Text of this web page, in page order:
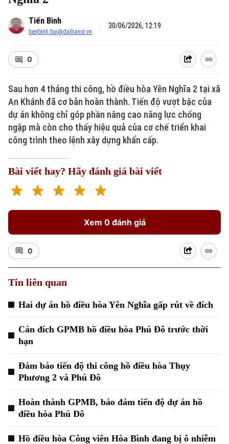
Xu hướng
Tiến Bình
tienbinh.bui@daihanoi.vn
30/06/2026, 12:19
0
Sau hơn 4 tháng thi công, hồ điều hòa Yên Nghĩa 2 tại xã
An Khánh đã cơ bản hoàn thành. Tiến độ vượt bậc của
dự án không chỉ góp phần nâng cao năng lực chống
ngập mà còn cho thấy hiệu quả của cơ chế triển khai
công trình theo lệnh xây dựng khẩn cấp.
Bài viết hay? Hãy đánh giá bài viết
Xem 0 đánh giá
0
Tin liên quan
Hai dự án hồ điều hòa Yên Nghĩa gấp rút về đích
Cán đích GPMB hồ điều hòa Phú Đô trước thời
hạn
Đảm bảo tiến độ thi công hồ điều hòa Thụy
Phương 2 và Phú Đô
Hoàn thành GPMB, bảo đảm tiến độ dự án hồ
điều hòa Phú Đô
Hồ điều hòa Công viên Hòa Bình đang bị ô nhiễm